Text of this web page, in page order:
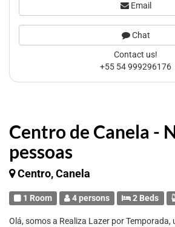
Centro de Canela -
pessoas
Centro, Canela
1 Room 4 persons 2 Beds
Olá, somos a Realiza Lazer por Temporada,
Email
Chat
Contact us!
+55 54 999296176